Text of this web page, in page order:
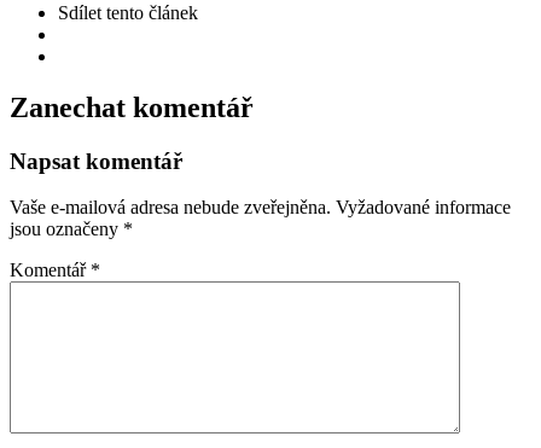
Sdílet tento článek
Zanechat komentář
Napsat komentář
Vaše e-mailová adresa nebude zveřejněna. Vyžadované informace
jsou označeny *
Komentář *